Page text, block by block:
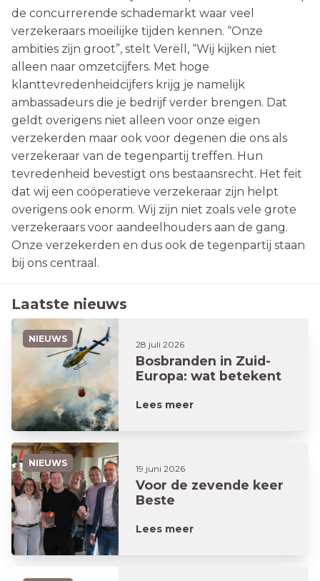
de concurrerende schademarkt waar veel
verzekeraars moeilijke tijden kennen. “Onze
ambities zijn groot”, stelt Verëll, “Wij kijken niet
alleen naar omzetcijfers. Met hoge
klanttevredenheidcijfers krijg je namelijk
ambassadeurs die je bedrijf verder brengen. Dat
geldt overigens niet alleen voor onze eigen
verzekerden maar ook voor degenen die ons als
verzekeraar van de tegenpartij treffen. Hun
tevredenheid bevestigt ons bestaansrecht. Het feit
dat wij een coöperatieve verzekeraar zijn helpt
overigens ook enorm. Wij zijn niet zoals vele grote
verzekeraars voor aandeelhouders aan de gang.
Onze verzekerden en dus ook de tegenpartij staan
bij ons centraal.
Laatste nieuws
NIEUWS
28 juli 2026
Bosbranden in Zuid-
Europa: wat betekent
Lees meer
NIEUWS
19 juni 2026
Voor de zevende keer
Beste
Lees meer